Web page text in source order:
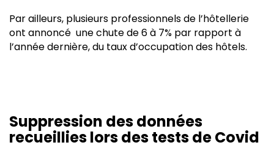
Par ailleurs, plusieurs professionnels de l’hôtellerie
ont annoncé une chute de 6 à 7% par rapport à
l’année dernière, du taux d’occupation des hôtels.
Suppression des données
recueillies lors des tests de Covid